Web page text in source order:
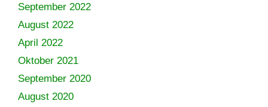
September 2022
August 2022
April 2022
Oktober 2021
September 2020
August 2020